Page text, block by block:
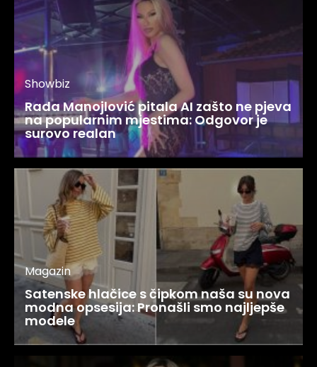
Showbiz
Rada Manojlović pitala AI zašto ne pjeva
na popularnim mjestima: Odgovor je
surovo realan
Magazin
Satenske hlačice s čipkom naša su nova
modna opsesija: Pronašli smo najljepše
modele